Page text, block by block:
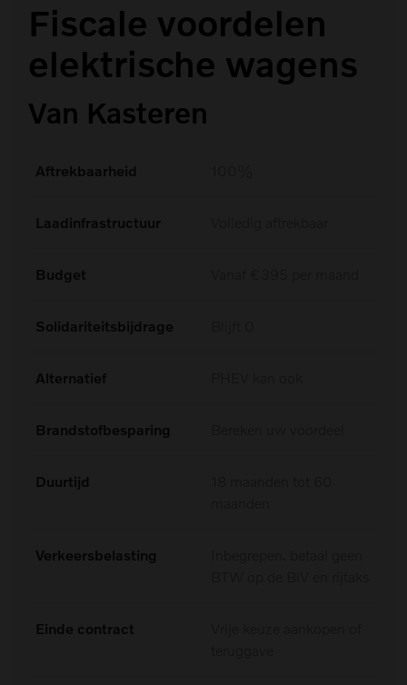
Fiscale voordelen
elektrische wagens
Van Kasteren
Aftrekbaarheid
Laadinfrastructuur
Budget
Solidariteitsbijdrage
Alternatief
Brandstofbesparing
Duurtijd
Verkeersbelasting
Einde contract